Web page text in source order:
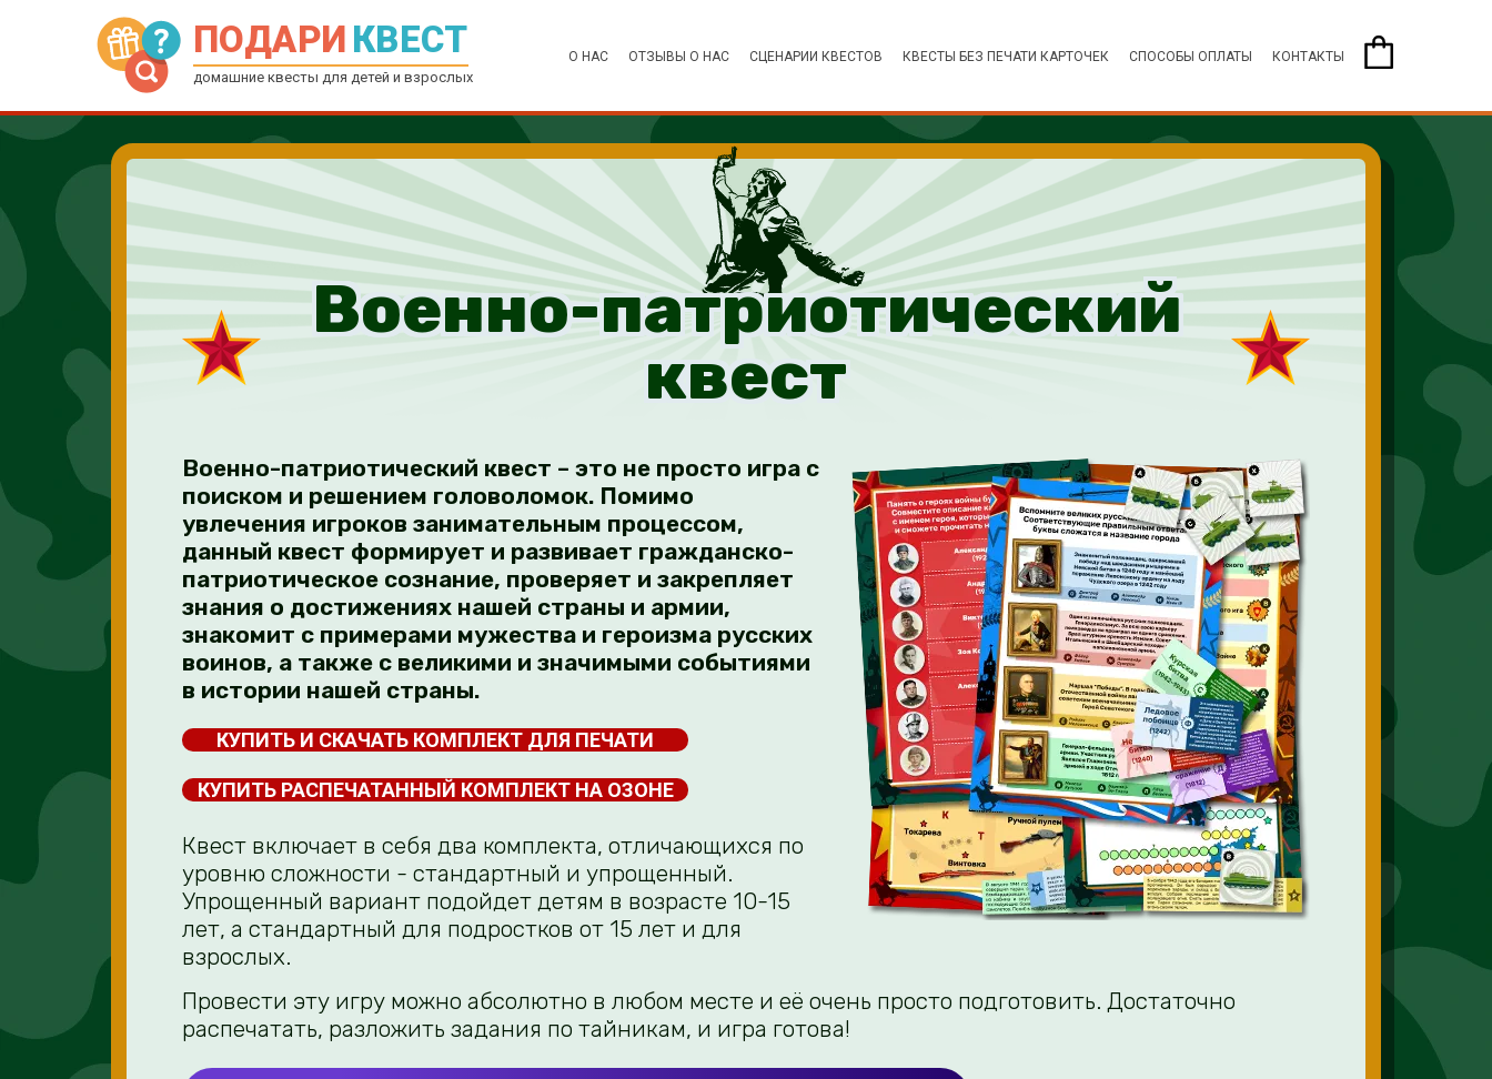
ПОДАРИ КВЕСТ
домашние квесты для детей и взрослых
О НАС ОТЗЫВЫ О НАС СЦЕНАРИИ КВЕСТОВ КВЕСТЫ БЕЗ ПЕЧАТИ КАРТОЧЕК СПОСОБЫ ОПЛАТЫ КОНТАКТЫ
Военно-патриотический
квест
Военно-патриотический квест – это не просто игра с
поиском и решением головоломок. Помимо
увлечения игроков занимательным процессом,
данный квест формирует и развивает гражданско-
патриотическое сознание, проверяет и закрепляет
знания о достижениях нашей страны и армии,
знакомит с примерами мужества и героизма русских
воинов, а также с великими и значимыми событиями
в истории нашей страны.
КУПИТЬ И СКАЧАТЬ КОМПЛЕКТ ДЛЯ ПЕЧАТИ
КУПИТЬ РАСПЕЧАТАННЫЙ КОМПЛЕКТ НА ОЗОНЕ
Квест включает в себя два комплекта, отличающихся по
уровню сложности - стандартный и упрощенный.
Упрощенный вариант подойдет детям в возрасте 10-15
лет, а стандартный для подростков от 15 лет и для
взрослых.
Провести эту игру можно абсолютно в любом месте и её очень просто подготовить. Достаточно
распечатать, разложить задания по тайникам, и игра готова!